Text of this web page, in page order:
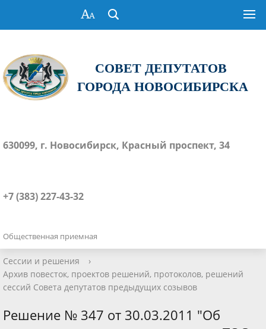
СОВЕТ ДЕПУТАТОВ
ГОРОДА НОВОСИБИРСКА
630099, г. Новосибирск, Красный проспект, 34
+7 (383) 227-43-32
Общественная приемная
Сессии и решения
›
Архив повесток, проектов решений, протоколов, решений
сессий Совета депутатов предыдущих созывов
Решение № 347 от 30.03.2011 "Об